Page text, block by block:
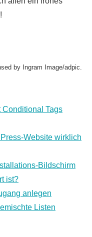
by Ingram Image/adpic.
Tags
Website wirklich
Bildschirm
ist?
anlegen
Listen